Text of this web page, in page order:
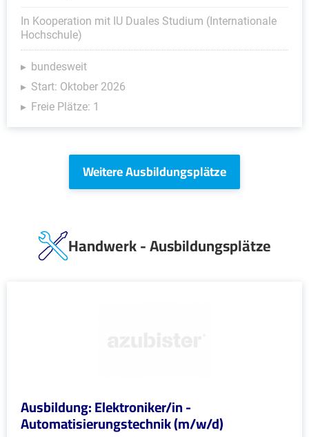
In Kooperation mit IU Duales Studium (Internationale
Hochschule)
bundesweit
Start: Oktober 2026
Freie Plätze: 1
Weitere Ausbildungsplätze
Handwerk - Ausbildungsplätze
Ausbildung: Elektroniker/in -
Automatisierungstechnik (m/w/d)